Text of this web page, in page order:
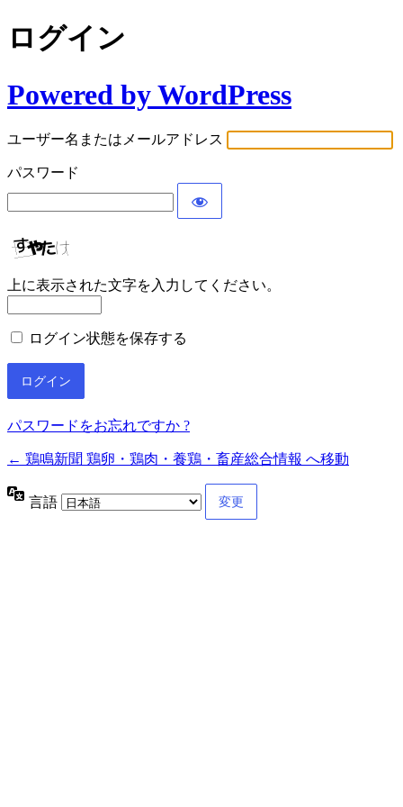
ログイン
Powered by WordPress
ユーザー名またはメールアドレス
パスワード
上に表示された文字を入力してください。
ログイン状態を保存する
パスワードをお忘れですか ?
← 鶏鳴新聞 鶏卵・鶏肉・養鶏・畜産総合情報 へ移動
言語